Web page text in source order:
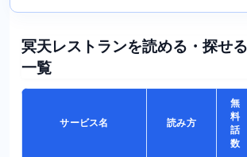
冥天レストランを読める・探せ
一覧
サービス名 読み方
無
料
話
数